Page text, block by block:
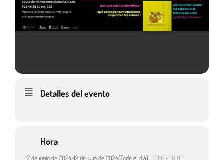
Detalles del evento
Hora
17 de junio de 2024-12 de julio de 2024(Todo el día) (GMT+00:00)